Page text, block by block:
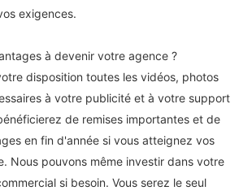
exigences.
à devenir votre agence ?
disposition toutes les vidéos, photos
à votre publicité et à votre support
de remises importantes et de
en fin d'année si vous atteignez vos
Nous pouvons même investir dans votre
si besoin. Vous serez le seul